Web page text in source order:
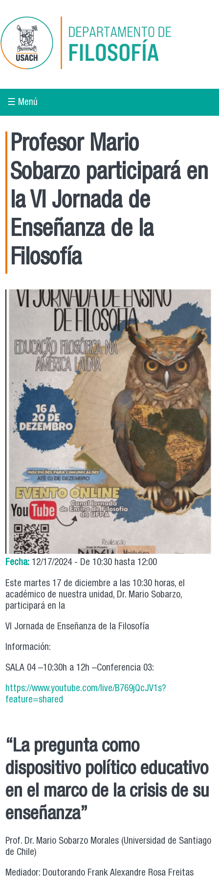
☰ Menú
Profesor Mario
Sobarzo participará en
la VI Jornada de
Enseñanza de la
Filosofía
Fecha: 12/17/2024 - De 10:30 hasta 12:00
Este martes 17 de diciembre a las 10:30 horas, el
académico de nuestra unidad, Dr. Mario Sobarzo,
participará en la
VI Jornada de Enseñanza de la Filosofía
Información:
SALA 04 –10:30h a 12h –Conferencia 03:
https://www.youtube.com/live/B769jQcJV1s?
feature=shared
“La pregunta como
dispositivo político educativo
en el marco de la crisis de su
enseñanza”
Prof. Dr. Mario Sobarzo Morales (Universidad de Santiago
de Chile)
Mediador: Doutorando Frank Alexandre Rosa Freitas